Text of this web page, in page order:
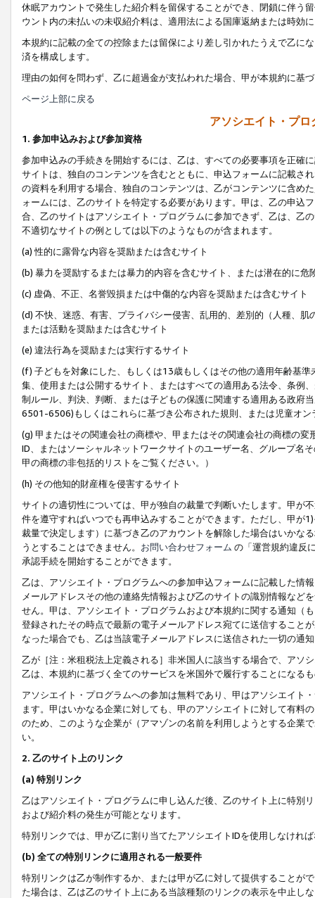
休眠アカウントで発生した紹介料を留保することができ、閉鎖に伴う
ウント内の未払いの未収紹介料は、適用法による国庫返納または時効
本規約に記載の全ての控除または留保により差し引かれたうえで乙に
済を構成します。
理由の如何を問わず、乙に超過金が支払われた場合、甲が本規約に基
ページ上部に戻る
アソシエイト・プ
1. 参加申込みおよび参加資格
参加申込みの手続きを開始するには、乙は、すべての必要事項を正確
サイトは、独自のコンテンツを含むとともに、申込フォームに記載さ
の資料を利用する場合、独自のコンテンツは、乙がコンテンツに含め
ォームには、乙のサイトを特定する必要があります。甲は、乙の申込
合、乙のサイトはアソシエイト・プログラムに参加できず、乙は、乙
不適切なサイトの例としては以下のようなものが含まれます。
(a) 性的に露骨な内容を奨励または含むサイト
(b) 暴力を奨励するまたは暴力的内容を含むサイト、または潜在的に
(c) 虚偽、不正、名誉毀損または中傷的な内容を奨励または含むサイト
(d) 不快、迷惑、有害、プライバシー侵害、乱用的、差別的（人種、
または活動を奨励または含むサイト
(e) 違法行為を奨励または実行するサイト
(f) 子どもを対象にした、もしくは13歳もしくはその他の適用年齢基
集、使用または公開するサイト、またはすべての適用ある法令、条例
制ルール、判決、判断、または子どもの保護に関連する適用ある政府
6501-6506)もしくはこれらに基づき公布された規則、または児童オン
(g) 甲またはその関連会社の商標や、甲またはその関連会社の商標の
ID、またはソーシャルネットワークサイトのユーザー名、グループ名
甲の商標の非包括的リストをご覧ください。）
(h) その他知的財産権を侵害するサイト
サイトの適切性については、甲が独自の裁量で判断いたします。甲が
件を遵守すればいつでも再申込みすることができます。ただし、甲が
裁量で決定します）に基づき乙のアカウントを解除した場合はいかな
うとすることはできません。 お問い合わせフォーム の「運営規約違反
承認手続を開始することができます。
乙は、アソシエイト・プログラムへの参加申込フォームに記載した情
メールアドレスその他の連絡先情報および乙のサイトの識別情報など
せん。甲は、アソシエイト・プログラムおよび本規約に関する通知（
登録されたその時点で最新の電子メールアドレス宛てに送信すること
なった場合でも、乙は当該電子メールアドレスに送信された一切の通
乙が［注：米租税法上定義される］非米国人に該当する場合で、アソ
乙は、本規約に基づく全てのサービスを米国外で履行することになる
アソシエイト・プログラムへの参加は無料であり、甲はアソシエイト
ます。甲はいかなる企業に対しても、甲のアソシエイトに対して有料
のため、このような企業が（アマゾンの名前を利用しようとする企業
い。
2. 乙のサイト上のリンク
(a) 特別リンク
乙はアソシエイト・プログラムに申し込んだ後、乙のサイト上に特別
および紹介料の発生が可能となります。
特別リンクでは、甲が乙に割り当てたアソシエイトIDを使用しなけれ
(b) 全ての特別リンクに適用される一般要件
特別リンクは乙が制作するか、または甲が乙に対して提供することが
た場合は、乙は乙のサイト上にある当該種類のリンクの表示を中止し